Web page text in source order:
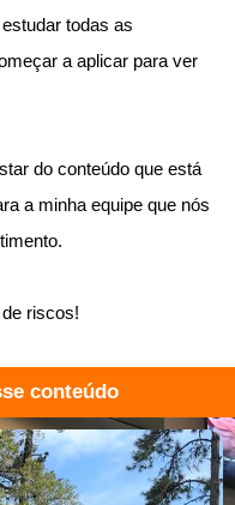
todas as
a aplicar para ver
do conteúdo que está
a minha equipe que nós
riscos!
conteúdo